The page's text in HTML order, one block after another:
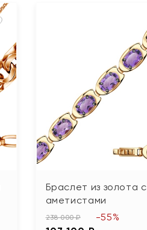
Браслет из золота с
аметистами
238 000 ₽ -55%